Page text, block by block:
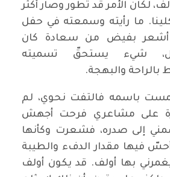
لكان الأمر قد تطور وصار أكثر
ما رأيته وسمعته في حفل
أشعر بفيض من سعادة كان
شيء يستحقّ تسميته
والبهجة.
باسمه فالتفت نحوي، لم
على مشاعري فرحت أجهش
إلى صدره، فشعرت وكأنها
أحسّ فيها مقدار الدفء والطيبة
يغمرني بها أولف. قد يكون أولف